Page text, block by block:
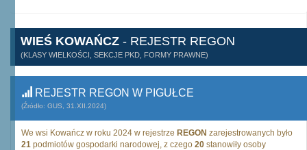
WIEŚ KOWAŃCZ - REJESTR REGON
(KLASY WIELKOŚCI, SEKCJE PKD, FORMY PRAWNE)
REJESTR REGON W PIGUŁCE
(Źródło: GUS, 31.XII.2024)
We wsi Kowańcz w roku 2024 w rejestrze REGON zarejestrowanych było
21 podmiotów gospodarki narodowej, z czego 20 stanowiły osoby